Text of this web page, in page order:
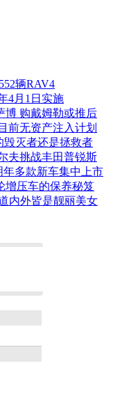
辆RAV4
4月1日实施
博 购戴姆勒或推后
前无资产注入计划
毁灭者还是拯救者
夫挑战丰田普锐斯
年多款新车集中上市
增压车的保养秘笈
内外皆是靓丽美女